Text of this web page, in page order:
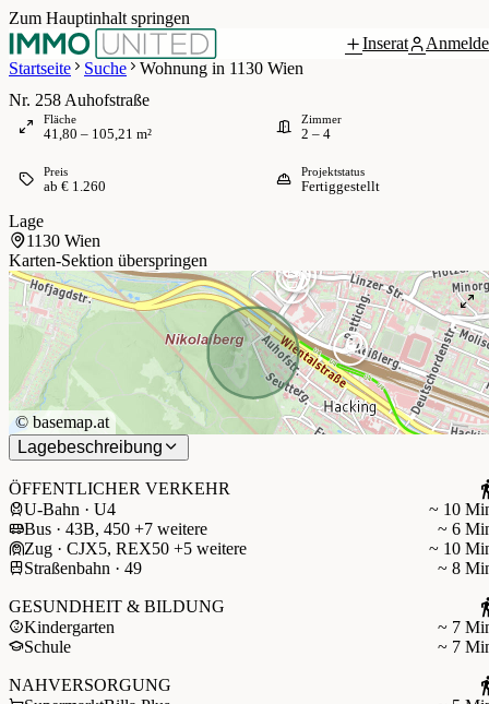
Zum Hauptinhalt springen
Inserat
Startseite
Suche Wohnung in 1130 Wien
Nr. 258 Auhofstraße
Fläche
41,80 – 105,21 m²
Zimmer
2 – 4
Preis
ab € 1.260
Projektstatus
Fertiggestellt
Lage
1130 Wien
Karten-Sektion überspringen
© basemap.at
Lagebeschreibung
ÖFFENTLICHER VERKEHR
U-Bahn · U4
~ 10
Bus · 43B, 450 +7 weitere
~ 6
Zug · CJX5, REX50 +5 weitere
~ 10
Straßenbahn · 49
~ 8
GESUNDHEIT & BILDUNG
Kindergarten
~ 7
Schule
~ 7
NAHVERSORGUNG